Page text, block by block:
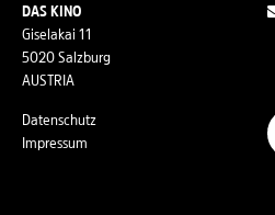
DAS KINO
Giselakai 11
5020 Salzburg
AUSTRIA
Datenschutz
Impressum